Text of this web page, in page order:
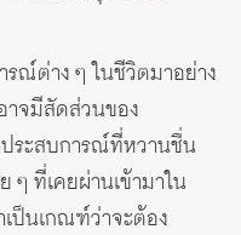
ณ์ต่าง ๆ ในชีวิตมาอย่าง
าจมีสัดส่วนของ
ระสบการณ์ที่หวานชื่น
ๆ ที่เคยผ่านเข้ามาใน
ป็นเกณฑ์ว่าจะต้อง